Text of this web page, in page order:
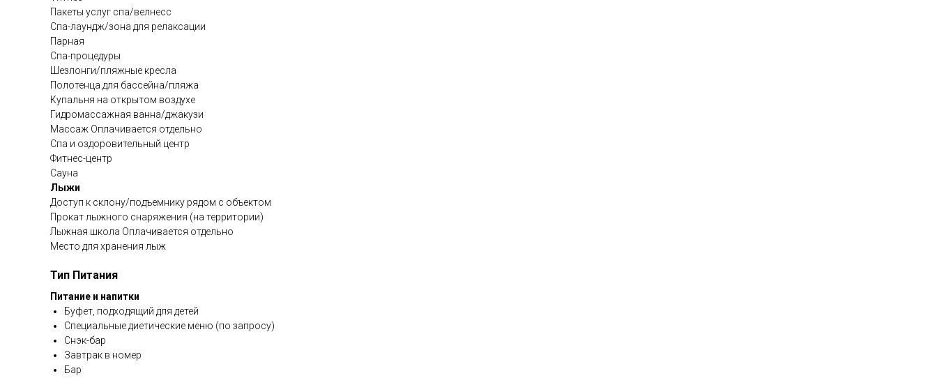
Пакеты услуг спа/велнесс
Спа-лаундж/зона для релаксации
Парная
Спа-процедуры
Шезлонги/пляжные кресла
Полотенца для бассейна/пляжа
Купальня на открытом воздухе
Гидромассажная ванна/джакузи
Массаж Оплачивается отдельно
Спа и оздоровительный центр
Фитнес-центр
Сауна
Лыжи
Доступ к склону/подъемнику рядом с объектом
Прокат лыжного снаряжения (на территории)
Лыжная школа Оплачивается отдельно
Место для хранения лыж
Тип Питания
Питание и напитки
Буфет, подходящий для детей
Специальные диетические меню (по запросу)
Снэк-бар
Завтрак в номер
Бар